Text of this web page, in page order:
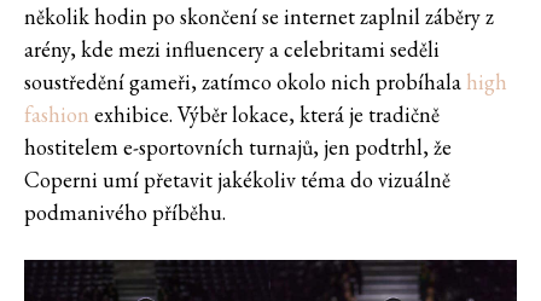
několik hodin po skončení se internet zaplnil záběry z
arény, kde mezi influencery a celebritami seděli
soustředění gameři, zatímco okolo nich probíhala high
fashion exhibice. Výběr lokace, která je tradičně
hostitelem e-sportovních turnajů, jen podtrhl, že
Coperni umí přetavit jakékoliv téma do vizuálně
podmanivého příběhu.